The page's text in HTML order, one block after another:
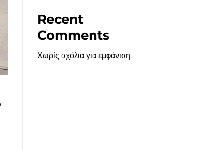
Recent
Comments
Χωρίς σχόλια για εμφάνιση.